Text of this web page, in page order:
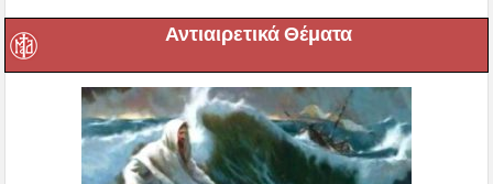
Αντιαιρετικά Θέματα